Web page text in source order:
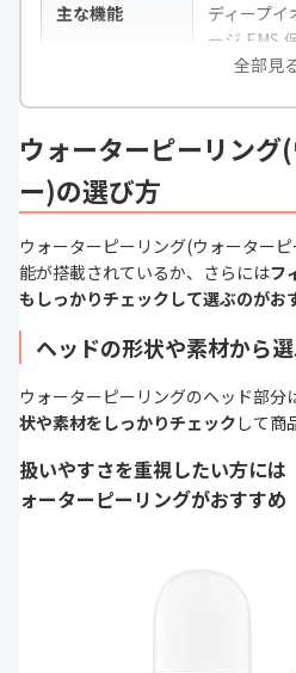
主な機能
ディープ
ージ,EMS,
ヘッドの素材
ステンレス
防水
説明書
カラーバリエー
-
振動回数
毎秒3万
全部見
ウォーターピーリング
ー)の選び方
ウォーターピーリング(ウォーター
能が搭載されているか、さらにはフ
もしっかりチェックして選ぶのがお
ヘッドの形状や素材から
ウォーターピーリングのヘッド部分
状や素材をしっかりチェック して商
扱いやすさを重視したい方に
ォーターピーリングがおすすめ